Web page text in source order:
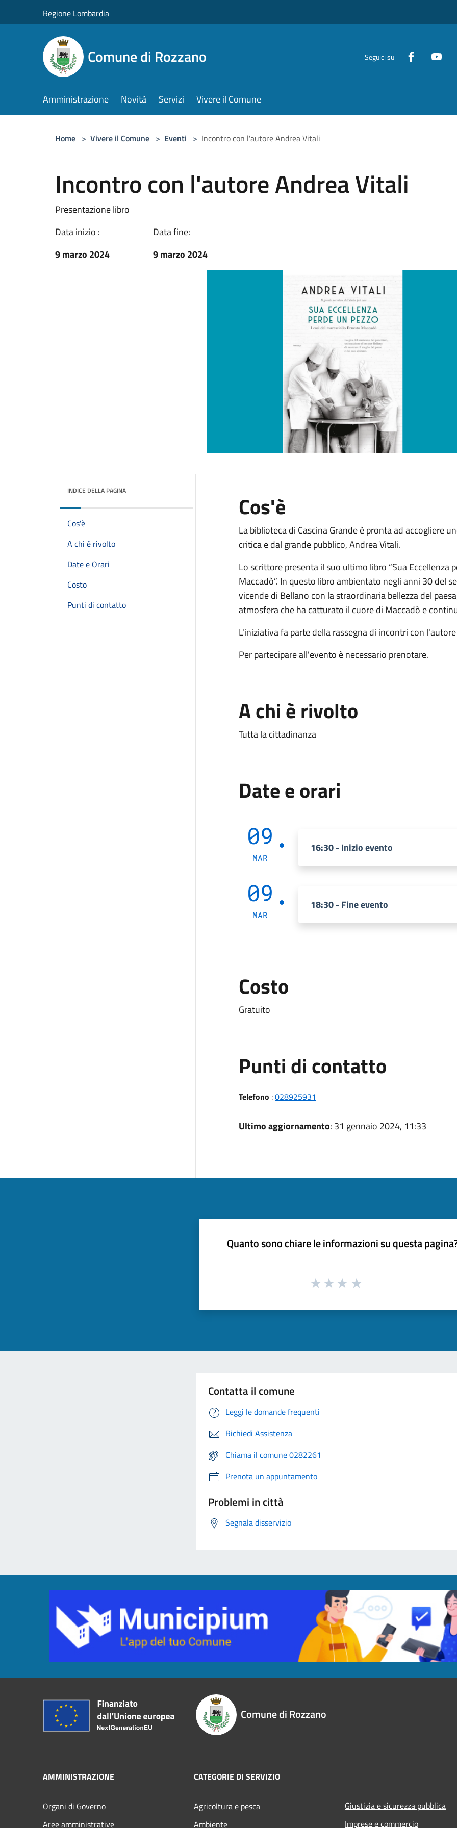
Regione Lombardia
Comune di Rozzano Seguici su
Amministrazione Novità Servizi Vivere il Comune
Home > Vivere il Comune > Eventi > Incontro con l'autore Andrea Vitali
Incontro con l'autore Andrea Vitali
Presentazione libro
Data inizio :
9 marzo 2024
Data fine:
9 marzo 2024
INDICE DELLA PAGINA
Cos'è
A chi è rivolto
Date e Orari
Costo
Punti di contatto
Cos'è
La biblioteca di Cascina Grande è pronta ad accogliere
critica e dal grande pubblico, Andrea Vitali.
Lo scrittore presenta il suo ultimo libro “Sua Eccellenza
Maccadò”. In questo libro ambientato negli anni 30 del
vicende di Bellano con la straordinaria bellezza del
atmosfera che ha catturato il cuore di Maccadò e
L'iniziativa fa parte della rassegna di incontri con
Per partecipare all'evento è necessario prenotare.
A chi è rivolto
Tutta la cittadinanza
Date e orari
09
MAR
16:30 - Inizio evento
09
MAR
18:30 - Fine evento
Costo
Gratuito
Punti di contatto
Telefono :028925931
Ultimo aggiornamento: 31 gennaio 2024, 11:33
Quanto sono chiare le informazioni su questa
Contatta il comune
Leggi le domande frequenti
Richiedi Assistenza
Chiama il comune 0282261
Prenota un appuntamento
Problemi in città
Segnala disservizio
Comune di Rozzano
AMMINISTRAZIONE
Organi di Governo
Aree amministrative
CATEGORIE DI SERVIZIO
Agricoltura e pesca
Ambiente
Giustizia e sicurezza pubblica
Imprese e commercio